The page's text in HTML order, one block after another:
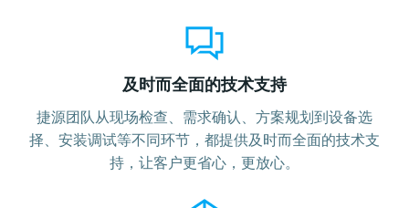
及时而全面的技术支持
捷源团队从现场检查、需求确认、方案规划到设备选
择、安装调试等不同环节，都提供及时而全面的技术支
持，让客户更省心，更放心。